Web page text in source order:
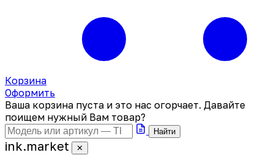
Корзина
Оформить
Ваша корзина пуста и это нас огорчает. Давайте
поищем нужный Вам товар?
Найти
ink.market ✕